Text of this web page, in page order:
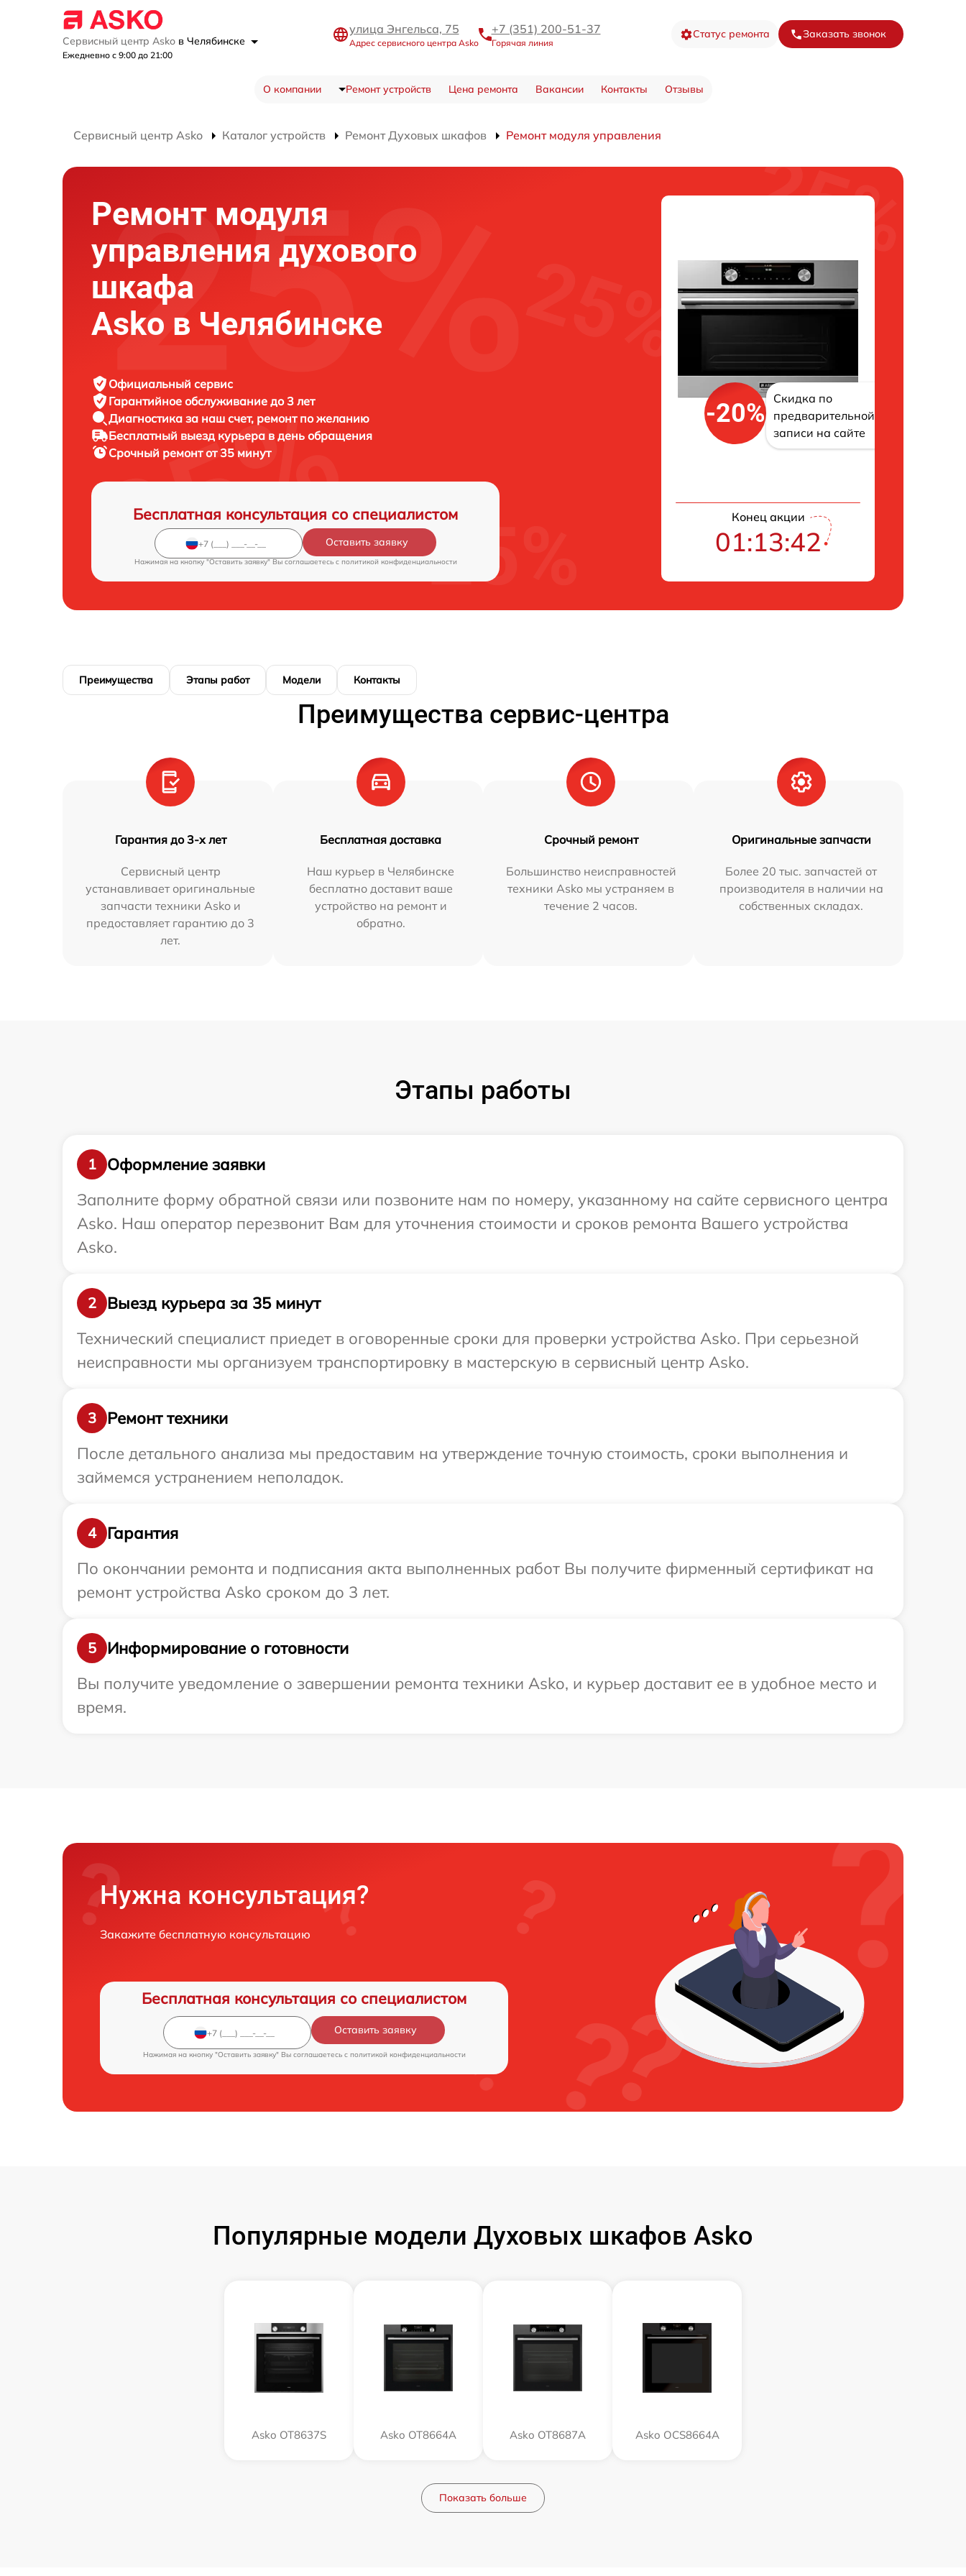
Сервисный центр Asko в Челябинске
Ежедневно с 9:00 до 21:00
улица Энгельса, 75
Адрес сервисного центра Asko
+7 (351) 200-51-37
Горячая линия
Статус ремонта Заказать звонок
О компании Ремонт устройств Цена ремонта Вакансии Контакты Отзывы
Сервисный центр Asko Каталог устройств Ремонт Духовых шкафов Ремонт модуля управления
Ремонт модуля
управления духового
шкафа
Asko в Челябинске
Официальный сервис
Гарантийное обслуживание до 3 лет
Диагностика за наш счет, ремонт по желанию
Бесплатный выезд курьера в день обращения
Срочный ремонтот 35 минут
Бесплатная консультация со специалистом
Оставить заявку
Нажимая на кнопку "Оставить заявку" Вы соглашаетесь c политикой конфиденциальности
-20%
Скидка по
предварительной
записи на сайте
Конец акции
01:13:41
Преимущества Этапы работ Модели Контакты
Преимущества сервис-центра
Гарантия до 3-х лет
Сервисный центр
устанавливает оригинальные
запчасти техники Asko и
предоставляет гарантию до 3
лет.
Бесплатная доставка
Наш курьер в Челябинске
бесплатно доставит ваше
устройство на ремонт и
обратно.
Срочный ремонт
Большинство неисправностей
техники Asko мы устраняем в
течение 2 часов.
Оригинальные запчасти
Более 20 тыс. запчастей от
производителя в наличии на
собственных складах.
Этапы работы
1
Оформление заявки
Заполните форму обратной связи или позвоните нам по номеру, указанному на сайте сервисного центра
Asko. Наш оператор перезвонит Вам для уточнения стоимости и сроков ремонта Вашего устройства
Asko.
2
Выезд курьера за 35 минут
Технический специалист приедет в оговоренные сроки для проверки устройства Asko. При серьезной
неисправности мы организуем транспортировку в мастерскую в сервисный центр Asko.
3
Ремонт техники
После детального анализа мы предоставим на утверждение точную стоимость, сроки выполнения и
займемся устранением неполадок.
4
Гарантия
По окончании ремонта и подписания акта выполненных работ Вы получите фирменный сертификат на
ремонт устройства Asko сроком до 3 лет.
5
Информирование о готовности
Вы получите уведомление о завершении ремонта техники Asko, и курьер доставит ее в удобное место и
время.
Нужна консультация?
Закажите бесплатную консультацию
Бесплатная консультация со специалистом
Оставить заявку
Нажимая на кнопку "Оставить заявку" Вы соглашаетесь c политикой конфиденциальности
Популярные модели Духовых шкафов Asko
Asko OT8637S Asko OT8664A Asko OT8687A Asko OCS8664A
Показать больше